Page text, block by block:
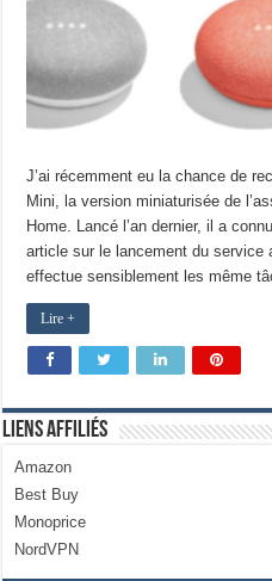
J’ai récemment eu la chance de
Mini, la version miniaturisée de
Home. Lancé l’an dernier, il a
article sur le lancement du service
effectue sensiblement les même
Lire +
Liens Affiliés
Amazon
Best Buy
Monoprice
NordVPN